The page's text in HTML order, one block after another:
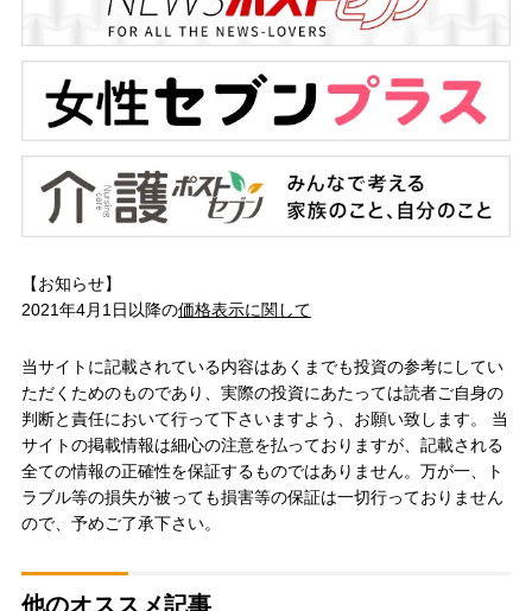
【お知らせ】
2021年4月1日以降の価格表示に関して
当サイトに記載されている内容はあくまでも投資の参考にしてい
ただくためのものであり、実際の投資にあたっては読者ご自身の
判断と責任において行って下さいますよう、お願い致します。 当
サイトの掲載情報は細心の注意を払っておりますが、記載される
全ての情報の正確性を保証するものではありません。万が一、ト
ラブル等の損失が被っても損害等の保証は一切行っておりません
ので、予めご了承下さい。
他のオススメ記事